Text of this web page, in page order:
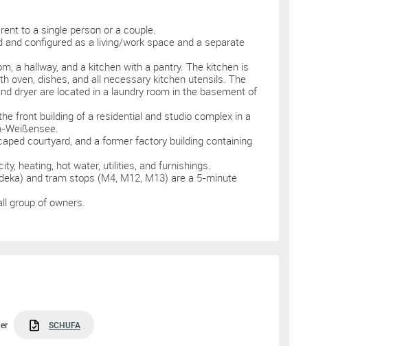
to a single person or a couple.
configured as a living/work space and a separate
a hallway, and a kitchen with a pantry. The kitchen is
oven, dishes, and all necessary kitchen utensils. The
dryer are located in a laundry room in the basement of
front building of a residential and studio complex in a
Weißensee.
courtyard, and a former factory building containing
heating, hot water, utilities, and furnishings.
and tram stops (M4, M12, M13) are a 5-minute
group of owners.
SCHUFA